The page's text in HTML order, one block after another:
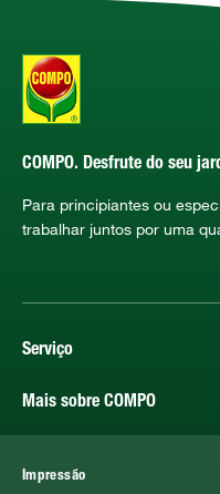
COMPO. Desfrute do seu
Para principiantes ou
trabalhar juntos por uma
Serviço
Mais sobre COMPO
Impressão